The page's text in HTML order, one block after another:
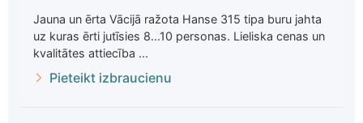
Jauna un ērta Vācijā ražota Hanse 315 tipa buru jahta
uz kuras ērti jutīsies 8...10 personas. Lieliska cenas un
kvalitātes attiecība ...
Pieteikt izbraucienu